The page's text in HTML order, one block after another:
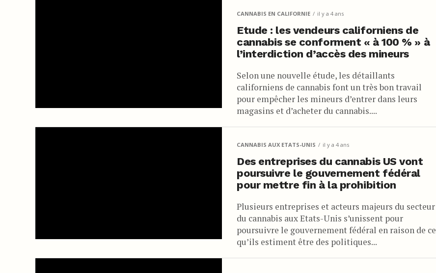
CANNABIS EN CALIFORNIE il y a 4 ans
Etude : les vendeurs californiens de
cannabis se conforment « à 100 % » à
l’interdiction d’accès des mineurs
Selon une nouvelle étude, les détaillants
californiens de cannabis font un très bon travail
pour empêcher les mineurs d’entrer dans leurs
magasins et d’acheter du cannabis....
CANNABIS AUX ETATS-UNIS il y a 4 ans
Des entreprises du cannabis US vont
poursuivre le gouvernement fédéral
pour mettre fin à la prohibition
Plusieurs entreprises et acteurs majeurs du secteur
du cannabis aux Etats-Unis s’unissent pour
poursuivre le gouvernement fédéral en raison de ce
qu’ils estiment être des politiques...